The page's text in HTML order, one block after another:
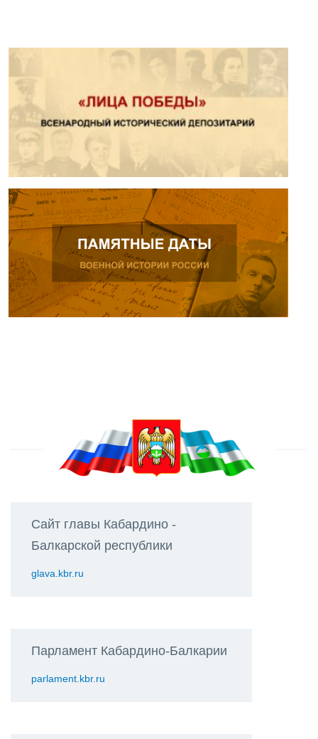
Сайт главы Кабардино -
Балкарской республики
glava.kbr.ru
Парламент Кабардино-Балкарии
parlament.kbr.ru